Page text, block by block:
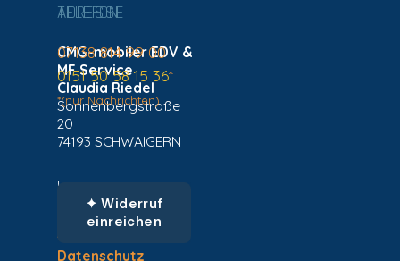
Fragen zu
AGBs
Datenschutz
ADRESSE
CMG-mobiler EDV &
MF Service
Claudia Riedel
Sonnenbergstraße
20
74193 SCHWAIGERN
TELEFON
07138 814 99 00
0151 50 58 15 36*
*(nur Nachrichten)
✦ Widerruf
einreichen